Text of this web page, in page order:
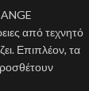
από τεχνητό
Επιπλέον, τα